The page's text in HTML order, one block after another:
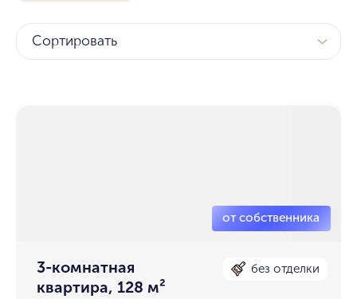
Сортировать
3-комнатная
квартира, 128 м²
без отделки